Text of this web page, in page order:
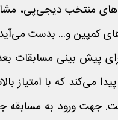
منتخب دیجی‌پی،
کمپین و... بدست
پیش بینی مسابقات
می‌کند که با امتیاز
جهت ورود به